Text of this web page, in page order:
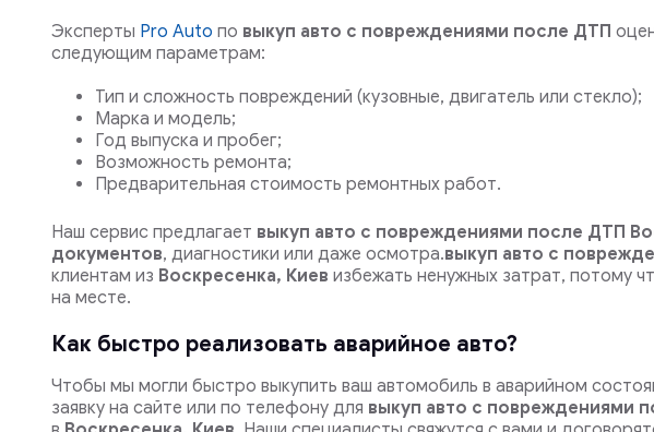
Эксперты Pro Auto по выкуп авто с повреждениями после ДТП
следующим параметрам:
Тип и сложность повреждений (кузовные, двигатель или стекло);
Марка и модель;
Год выпуска и пробег;
Возможность ремонта;
Предварительная стоимость ремонтных работ.
Наш сервис предлагает выкуп авто с повреждениями после ДТП
документов, диагностики или даже осмотра.выкуп авто с
клиентам из Воскресенка, Киев избежать ненужных затрат, потому
на месте.
Как быстро реализовать аварийное авто?
Чтобы мы могли быстро выкупить ваш автомобиль в аварийном
заявку на сайте или по телефону для выкуп авто с повреждениями